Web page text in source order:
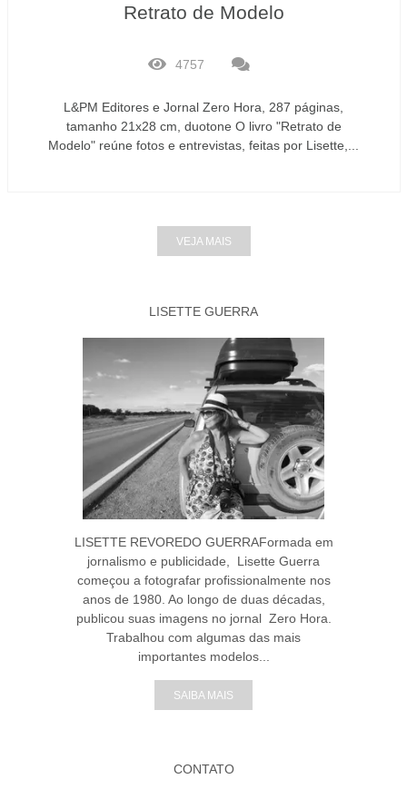
Retrato de Modelo
4757
L&PM Editores e Jornal Zero Hora, 287 páginas,
tamanho 21x28 cm, duotone O livro "Retrato de
Modelo" reúne fotos e entrevistas, feitas por Lisette,...
VEJA MAIS
LISETTE GUERRA
LISETTE REVOREDO GUERRAFormada em
jornalismo e publicidade, Lisette Guerra
começou a fotografar profissionalmente nos
anos de 1980. Ao longo de duas décadas,
publicou suas imagens no jornal Zero Hora.
Trabalhou com algumas das mais
importantes modelos...
SAIBA MAIS
CONTATO